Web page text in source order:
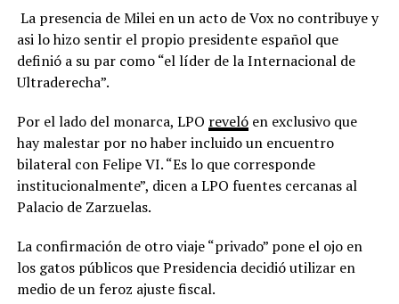
La presencia de Milei en un acto de Vox no contribuye y
asi lo hizo sentir el propio presidente español que
definió a su par como “el líder de la Internacional de
Ultraderecha”.
Por el lado del monarca, LPO revelóen exclusivo que
hay malestar por no haber incluido un encuentro
bilateral con Felipe VI. “Es lo que corresponde
institucionalmente”, dicen a LPO fuentes cercanas al
Palacio de Zarzuelas.
La confirmación de otro viaje “privado” pone el ojo en
los gatos públicos que Presidencia decidió utilizar en
medio de un feroz ajuste fiscal.